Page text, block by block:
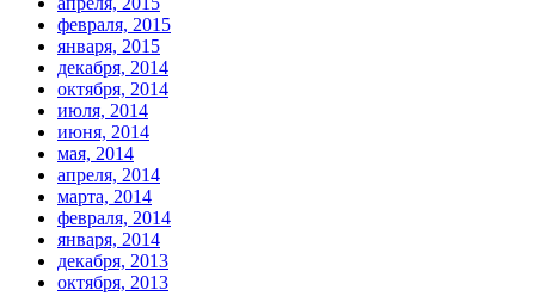
февраля, 2015
января, 2015
декабря, 2014
октября, 2014
июля, 2014
июня, 2014
мая, 2014
апреля, 2014
марта, 2014
февраля, 2014
января, 2014
декабря, 2013
октября, 2013